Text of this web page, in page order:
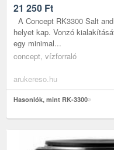
21 250 Ft
A Concept RK3300 Salt
helyet kap. Vonzó
egy minimal...
concept, vízforraló
arukereso.hu
Hasonlók, mint RK-3300